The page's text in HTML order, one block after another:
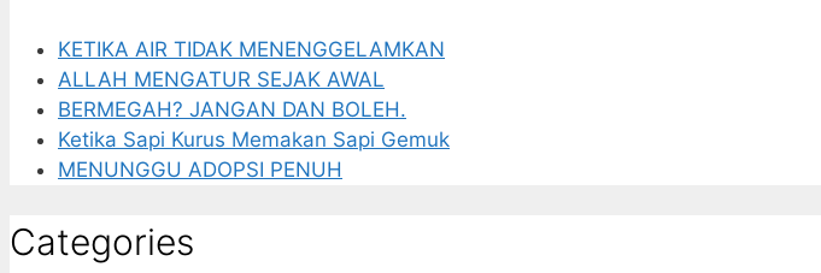
KETIKA AIR TIDAK MENENGGELAMKAN
ALLAH MENGATUR SEJAK AWAL
BERMEGAH? JANGAN DAN BOLEH.
Ketika Sapi Kurus Memakan Sapi Gemuk
MENUNGGU ADOPSI PENUH
Categories